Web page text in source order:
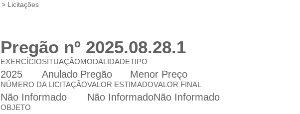
> Licitações
Pregão nº 2025.08.28.1
EXERCÍCIO
2025
SITUAÇÃO
Anulado
MODALIDADE
Pregão
TIPO
Menor Preço
NÚMERO DA LICITAÇÃO
Não Informado
VALOR ESTIMADO
Não Informado
VALOR FINAL
Não Informado
OBJETO